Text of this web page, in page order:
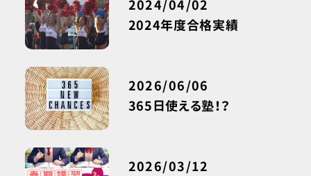
2024年度合格実績
2024/04/02
365日使える塾！？
2026/06/06
2026/03/12